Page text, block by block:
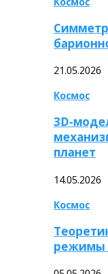
21.05.2026
Космос
3D-
планет
14.05.2026
Космос
режимы